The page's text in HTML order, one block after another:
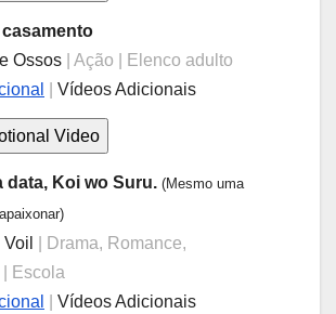
Ossos
| Ação | Elenco adulto
Vídeos Adicionais
data, Koi wo Suru. (Mesmo uma
Voil
| Drama, Romance,
Escola
Vídeos Adicionais